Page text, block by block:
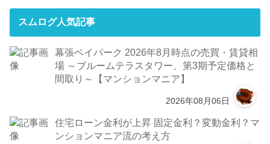
スムログ人気記事
幕張ベイパーク 2026年8月時点の売買・賃貸相
場 ～ブルームテラスタワー、第3期予定価格と
間取り～【マンションマニア】
2026年08月06日
住宅ローン金利が上昇 固定金利？変動金利？マ
ンションマニア流の考え方